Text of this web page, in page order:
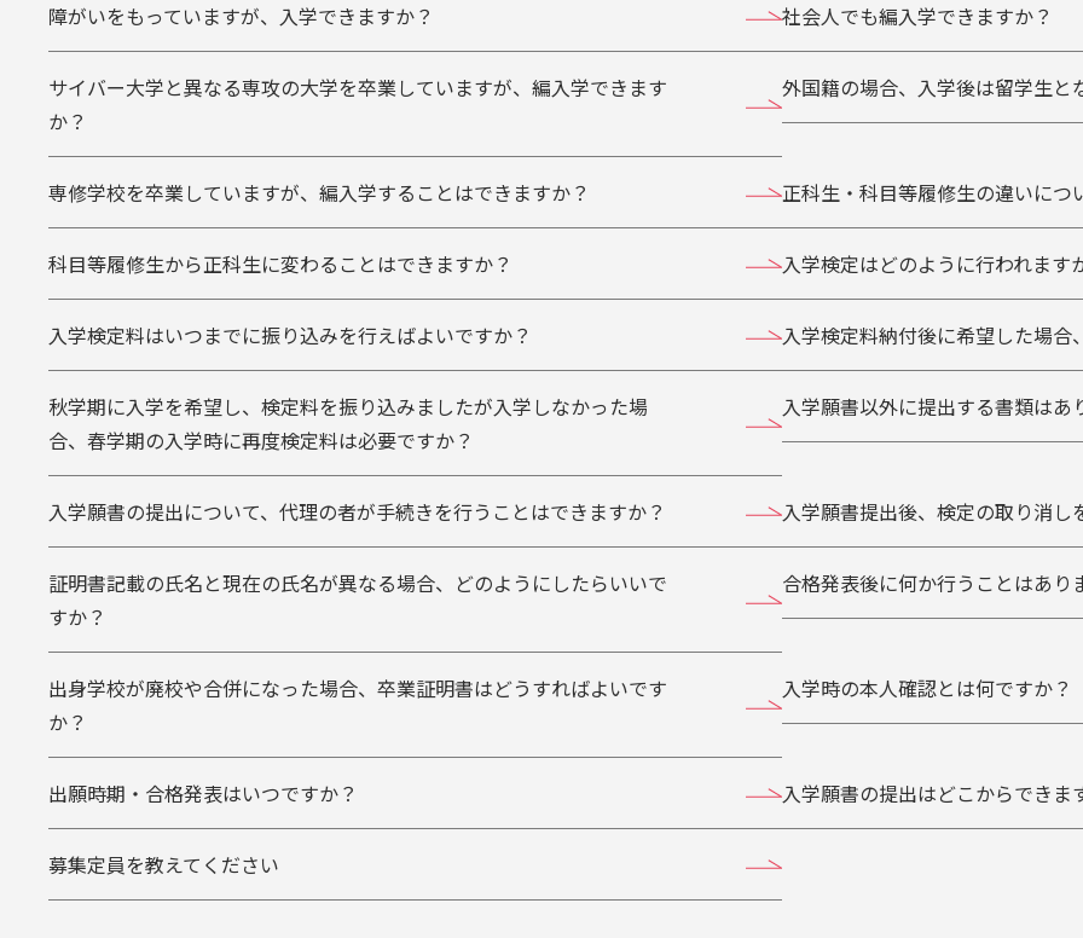
障がいをもっていますが、入学できますか？ 社会人でも編入学できますか？
サイバー大学と異なる専攻の大学を卒業していますが、編入学できます
か？
外国籍の場合、入学後は留学生と
専修学校を卒業していますが、編入学することはできますか？ 正科生・科目等履修生の違いにつ
科目等履修生から正科生に変わることはできますか？ 入学検定はどのように行われます
入学検定料はいつまでに振り込みを行えばよいですか？ 入学検定料納付後に希望した場合
秋学期に入学を希望し、検定料を振り込みましたが入学しなかった場
合、春学期の入学時に再度検定料は必要ですか？
入学願書以外に提出する書類はあ
入学願書の提出について、代理の者が手続きを行うことはできますか？ 入学願書提出後、検定の取り消し
証明書記載の氏名と現在の氏名が異なる場合、どのようにしたらいいで
すか？
合格発表後に何か行うことはあり
出身学校が廃校や合併になった場合、卒業証明書はどうすればよいです
か？
入学時の本人確認とは何ですか？
出願時期・合格発表はいつですか？ 入学願書の提出はどこからできま
募集定員を教えてください